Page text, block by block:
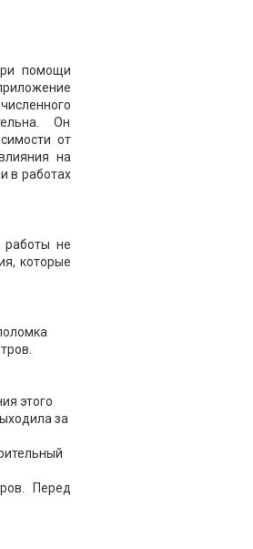
помощи
Он
от
на
в работах
работы не
которые
этого
за
Перед